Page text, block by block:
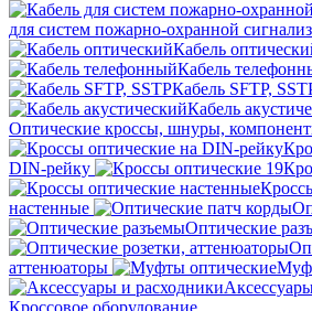
для систем пожарно-охранной
Кабель
Кабель
Кабель SFTP,
Кабель
Оптические кроссы, шнуры,
DIN-рейку
настенные
Оптические
аттенюаторы
Кроссовое оборудование